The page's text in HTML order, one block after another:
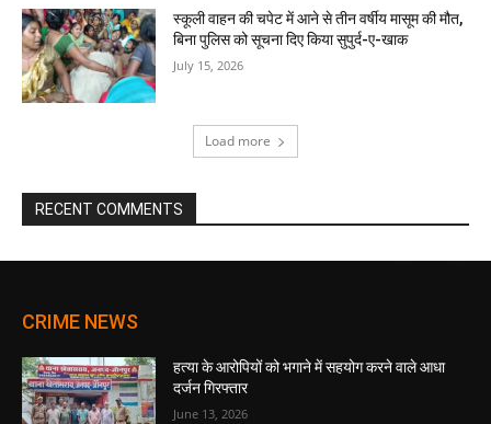
स्कूली वाहन की चपेट में आने से तीन वर्षीय मासूम की मौत,
बिना पुलिस को सूचना दिए किया सुपुर्द-ए-खाक
July 15, 2026
Load more
RECENT COMMENTS
CRIME NEWS
हत्या के आरोपियों को भगाने में सहयोग करने वाले आधा
दर्जन गिरफ्तार
June 13, 2026